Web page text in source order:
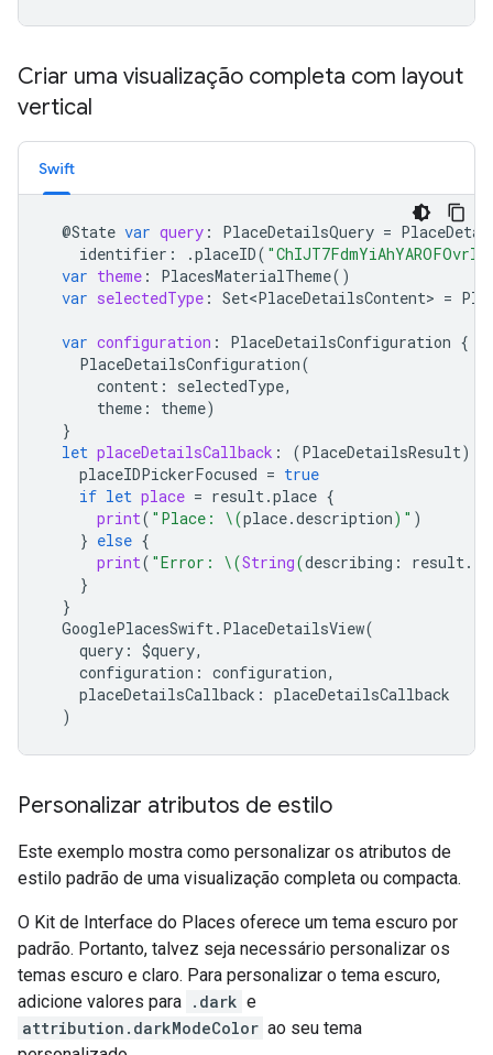
Criar uma visualização completa com layout
vertical
Swift
@State var query : PlaceDetailsQuery =
identifier : .placeID(
var theme : PlacesMaterialTheme()
var selectedType : Set<PlaceDetailsContent> =
var configuration : PlaceDetailsConfiguration {
PlaceDetailsConfiguration(
content : selectedType,
theme : theme)
}
let placeDetailsCallback : (PlaceDetailsResult)
placeIDPickerFocused = true
if let place = result.place {
print( "Place: \(place.description) " )
} else {
print( "Error: \(String(describing : result.
}
}
GooglePlacesSwift. PlaceDetailsView(
query : $query,
configuration : configuration,
placeDetailsCallback : placeDetailsCallback
)
Personalizar atributos de estilo
Este exemplo mostra como personalizar os atributos de
estilo padrão de uma visualização completa ou compacta.
O Kit de Interface do Places oferece um tema escuro por
padrão. Portanto, talvez seja necessário personalizar os
temas escuro e claro. Para personalizar o tema escuro,
adicione valores para .dark e
attribution.darkModeColor ao seu tema